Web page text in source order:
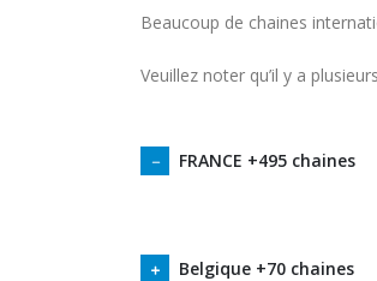
Beaucoup de chaines
Veuillez noter qu’il y a
FRANCE +495 chaines
Belgique +70 chaines